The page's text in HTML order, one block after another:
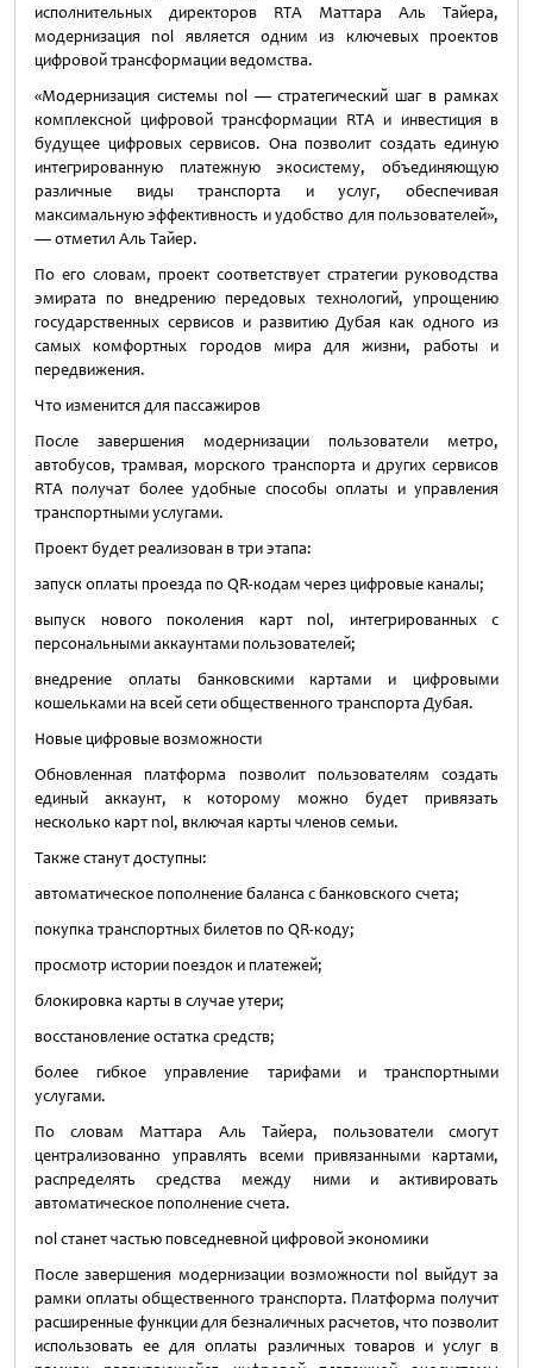
исполнительных директоров RTA Маттара Аль Тайера,
модернизация nol является одним из ключевых проектов
цифровой трансформации ведомства.
«Модернизация системы nol — стратегический шаг в рамках
комплексной цифровой трансформации RTA и инвестиция в
будущее цифровых сервисов. Она позволит создать единую
интегрированную платежную экосистему, объединяющую
различные виды транспорта и услуг, обеспечивая
максимальную эффективность и удобство для пользователей»,
— отметил Аль Тайер.
По его словам, проект соответствует стратегии руководства
эмирата по внедрению передовых технологий, упрощению
государственных сервисов и развитию Дубая как одного из
самых комфортных городов мира для жизни, работы и
передвижения.
Что изменится для пассажиров
После завершения модернизации пользователи метро,
автобусов, трамвая, морского транспорта и других сервисов
RTA получат более удобные способы оплаты и управления
транспортными услугами.
Проект будет реализован в три этапа:
запуск оплаты проезда по QR-кодам через цифровые каналы;
выпуск нового поколения карт nol, интегрированных с
персональными аккаунтами пользователей;
внедрение оплаты банковскими картами и цифровыми
кошельками на всей сети общественного транспорта Дубая.
Новые цифровые возможности
Обновленная платформа позволит пользователям создать
единый аккаунт, к которому можно будет привязать
несколько карт nol, включая карты членов семьи.
Также станут доступны:
автоматическое пополнение баланса с банковского счета;
покупка транспортных билетов по QR-коду;
просмотр истории поездок и платежей;
блокировка карты в случае утери;
восстановление остатка средств;
более гибкое управление тарифами и транспортными
услугами.
По словам Маттара Аль Тайера, пользователи смогут
централизованно управлять всеми привязанными картами,
распределять средства между ними и активировать
автоматическое пополнение счета.
nol станет частью повседневной цифровой экономики
После завершения модернизации возможности nol выйдут за
рамки оплаты общественного транспорта. Платформа получит
расширенные функции для безналичных расчетов, что позволит
использовать ее для оплаты различных товаров и услуг в